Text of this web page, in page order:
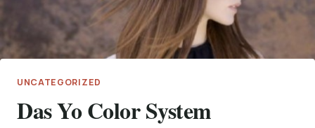
UNCATEGORIZED
Das Yo Color System